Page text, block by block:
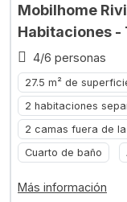
Mobilhome
Habitaciones -
4/6 personas
27.5 m² de
2 habitaciones
2 camas fuera de
Cuarto de baño
Más información